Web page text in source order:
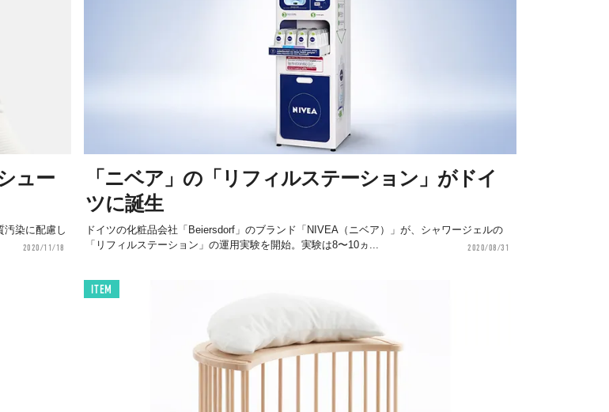
ュー
汚染に配慮し
2020/11/18
「ニベア」の「リフィルステーション」がドイ
ツに誕生
ドイツの化粧品会社「Beiersdorf」のブランド「NIVEA（ニベア）」が、シャワージェルの
「リフィルステーション」の運用実験を開始。実験は8〜10ヵ...
2020/08/31
ITEM